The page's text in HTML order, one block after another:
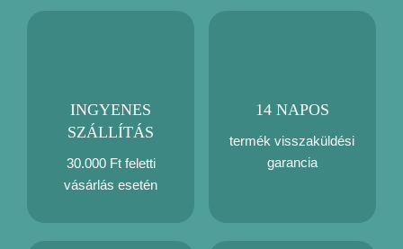
INGYENES
SZÁLLÍTÁS
30.000 Ft feletti
vásárlás esetén
14 NAPOS
termék visszaküldési
garancia